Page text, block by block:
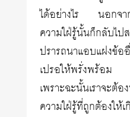
ได้อย่างไร นอกจา
ความใฝ่รู้นั้นก็กลับไป
ปรารถนาแอบแฝงข้
เปรอให้พรั่งพร้อม
เพราะฉะนั้นเราจะต้
ความใฝ่รู้ที่ถูกต้องให้